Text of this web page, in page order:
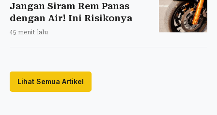
Jangan Siram Rem Panas
dengan Air! Ini Risikonya
45 menit lalu
Lihat Semua Artikel